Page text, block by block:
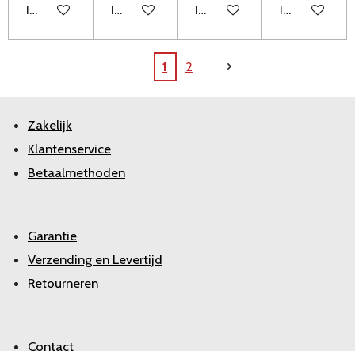
In winkelwagenIn winkelwagenIn winkelwagenIn
1 2
Zakelijk
Klantenservice
Betaalmethoden
Garantie
Verzending en Levertijd
Retourneren
Contact